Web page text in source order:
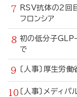
RSV抗体の2回
フロンシア
初の低分子
で
〔人事〕厚生労
〔人事〕メディ